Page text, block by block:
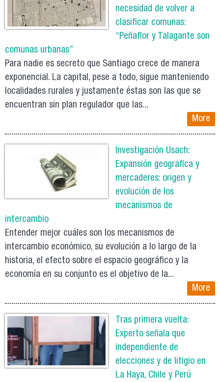
necesidad de volver a
clasificar comunas:
“Peñaflor y Talagante son
comunas urbanas”
Para nadie es secreto que Santiago crece de manera
exponencial. La capital, pese a todo, sigue manteniendo
localidades rurales y justamente éstas son las que se
encuentran sin plan regulador que las...
More
Investigación Usach:
Expansión geográfica y
mercaderes: origen y
evolución de los
mecanismos de
intercambio
Entender mejor cuáles son los mecanismos de
intercambio económico, su evolución a lo largo de la
historia, el efecto sobre el espacio geográfico y la
economía en su conjunto es el objetivo de la...
More
Tras primera vuelta:
Experto señala que
independiente de
elecciones y de litigio en
La Haya, Chile y Perú